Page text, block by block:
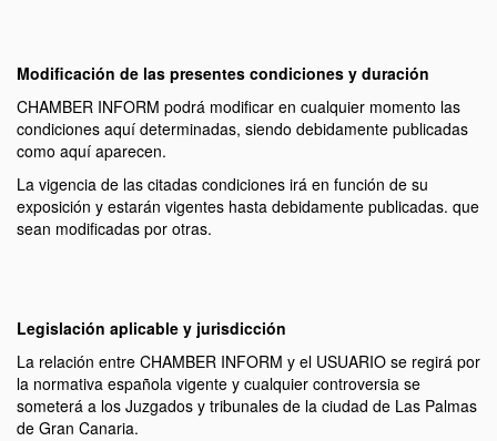
Modificación de las presentes condiciones y duración
CHAMBER INFORM podrá modificar en cualquier momento las
condiciones aquí determinadas, siendo debidamente publicadas
como aquí aparecen.
La vigencia de las citadas condiciones irá en función de su
exposición y estarán vigentes hasta debidamente publicadas. que
sean modificadas por otras.
Legislación aplicable y jurisdicción
La relación entre CHAMBER INFORM y el USUARIO se regirá por
la normativa española vigente y cualquier controversia se
someterá a los Juzgados y tribunales de la ciudad de Las Palmas
de Gran Canaria.